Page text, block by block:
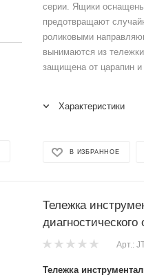
серии. Ящики
предотвращают
роликовыми
вынимаются из
защищена от царапин и
Характеристики
В ИЗБРАННОЕ
Тележка
Арт.:
Тележка